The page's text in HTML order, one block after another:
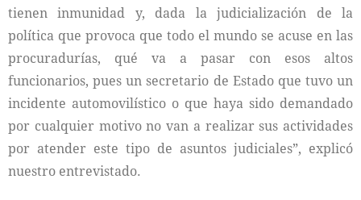
tienen inmunidad y, dada la judicialización de la
política que provoca que todo el mundo se acuse en las
procuradurías, qué va a pasar con esos altos
funcionarios, pues un secretario de Estado que tuvo un
incidente automovilístico o que haya sido demandado
por cualquier motivo no van a realizar sus actividades
por atender este tipo de asuntos judiciales”, explicó
nuestro entrevistado.